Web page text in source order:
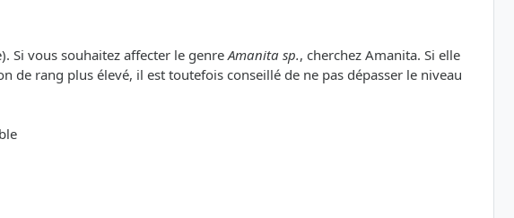
Si vous souhaitez affecter le genreAmanita sp., cherchez Amanita. Si elle
rang plus élevé, il est toutefois conseillé de ne pas dépasser le niveau